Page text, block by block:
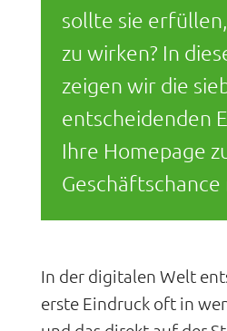
sollte sie
zu wirken? In
zeigen wir die
entscheidenden
Ihre Homepage
Geschäftschance
In der digitalen Welt
erste Eindruck oft in